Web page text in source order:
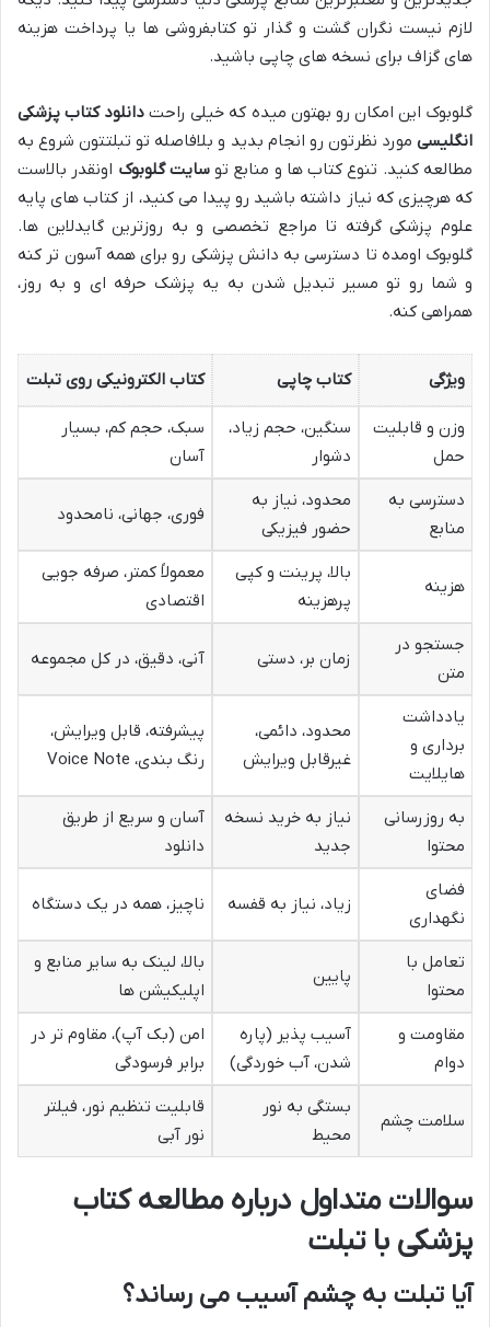
لازم نیست نگران گشت و گذار تو کتابفروشی ها یا پرداخت هزینه
های گزاف برای نسخه های چاپی باشید.
گلوبوک این امکان رو بهتون میده که خیلی راحت دانلود کتاب پزشکی
انگلیسی مورد نظرتون رو انجام بدید و بلافاصله تو تبلتتون شروع به
مطالعه کنید. تنوع کتاب ها و منابع توسایت گلوبوک اونقدر بالاست
که هرچیزی که نیاز داشته باشید رو پیدا می کنید، از کتاب های پایه
علوم پزشکی گرفته تا مراجع تخصصی و به روزترین گایدلاین ها.
گلوبوک اومده تا دسترسی به دانش پزشکی رو برای همه آسون تر کنه
و شما رو تو مسیر تبدیل شدن به یه پزشک حرفه ای و به روز،
همراهی کنه.
ویژگی کتاب چاپی کتاب الکترونیکی روی تبلت
وزن و قابلیت
حمل
سنگین، حجم زیاد،
دشوار
سبک، حجم کم، بسیار
آسان
دسترسی به
منابع
محدود، نیاز به
حضور فیزیکی
فوری، جهانی، نامحدود
هزینه
بالا، پرینت و کپی
پرهزینه
معمولاً کمتر، صرفه جویی
اقتصادی
جستجو در
متن
زمان بر، دستی آنی، دقیق، در کل مجموعه
یادداشت
برداری و
هایلایت
محدود، دائمی،
غیرقابل ویرایش
پیشرفته، قابل ویرایش،
رنگ بندی، Voice Note
به روزرسانی
محتوا
نیاز به خرید نسخه
جدید
آسان و سریع از طریق
دانلود
فضای
نگهداری
زیاد، نیاز به قفسه ناچیز، همه در یک دستگاه
تعامل با
محتوا
پایین
بالا، لینک به سایر منابع و
اپلیکیشن ها
مقاومت و
دوام
آسیب پذیر (پاره
شدن، آب خوردگی)
امن (بک آپ)، مقاوم تر در
برابر فرسودگی
سلامت چشم
بستگی به نور
محیط
قابلیت تنظیم نور، فیلتر
نور آبی
سوالات متداول درباره مطالعه کتاب
پزشکی با تبلت
آیا تبلت به چشم آسیب می رساند؟